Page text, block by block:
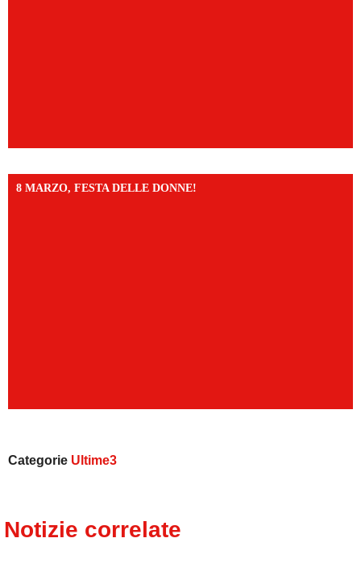
8 MARZO, FESTA DELLE DONNE!
Categorie Ultime3
Notizie correlate